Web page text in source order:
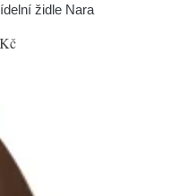
židle Nara